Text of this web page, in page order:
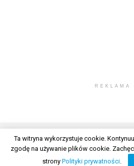
REKLAMA
© 2026 Wszelkie prawa zastrzeżone.
Ta witryna wykorzystuje cookie.
zgodę na używanie plików cookie.
strony Polityki prywatności.